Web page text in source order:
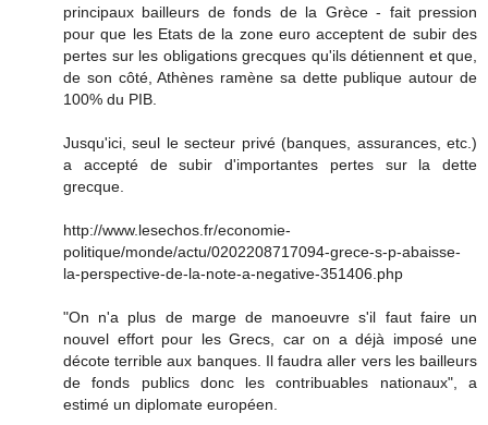
principaux bailleurs de fonds de la Grèce - fait pression
pour que les Etats de la zone euro acceptent de subir des
pertes sur les obligations grecques qu'ils détiennent et que,
de son côté, Athènes ramène sa dette publique autour de
100% du PIB.
Jusqu'ici, seul le secteur privé (banques, assurances, etc.)
a accepté de subir d'importantes pertes sur la dette
grecque.
http://www.lesechos.fr/economie-
politique/monde/actu/0202208717094-grece-s-p-abaisse-
la-perspective-de-la-note-a-negative-351406.php
"On n'a plus de marge de manoeuvre s'il faut faire un
nouvel effort pour les Grecs, car on a déjà imposé une
décote terrible aux banques. Il faudra aller vers les bailleurs
de fonds publics donc les contribuables nationaux", a
estimé un diplomate européen.